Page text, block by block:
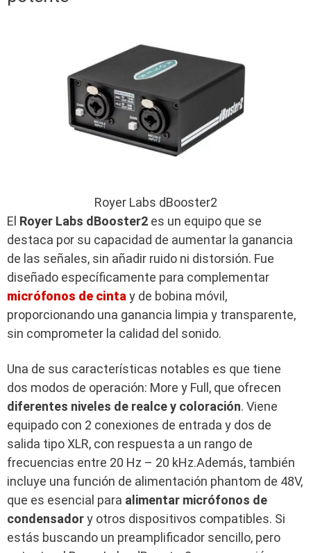
Royer Labs dBooster2
El Royer Labs dBooster2 es un equipo que se
destaca por su capacidad de aumentar la ganancia
de las señales, sin añadir ruido ni distorsión. Fue
diseñado específicamente para complementar
micrófonos de cintay de bobina móvil,
proporcionando una ganancia limpia y transparente,
sin comprometer la calidad del sonido.
Una de sus características notables es que tiene
dos modos de operación: More y Full, que ofrecen
diferentes niveles de realce y coloración. Viene
equipado con 2 conexiones de entrada y dos de
salida tipo XLR, con respuesta a un rango de
frecuencias entre 20 Hz – 20 kHz.Además, también
incluye una función de alimentación phantom de 48V,
que es esencial para alimentar micrófonos de
condensadory otros dispositivos compatibles. Si
estás buscando un preamplificador sencillo, pero